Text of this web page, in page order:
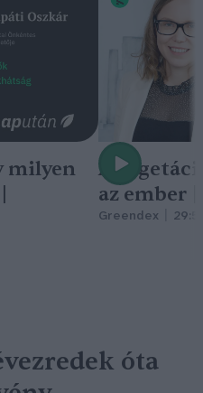
milyen
A
az ember
Greendex
óta